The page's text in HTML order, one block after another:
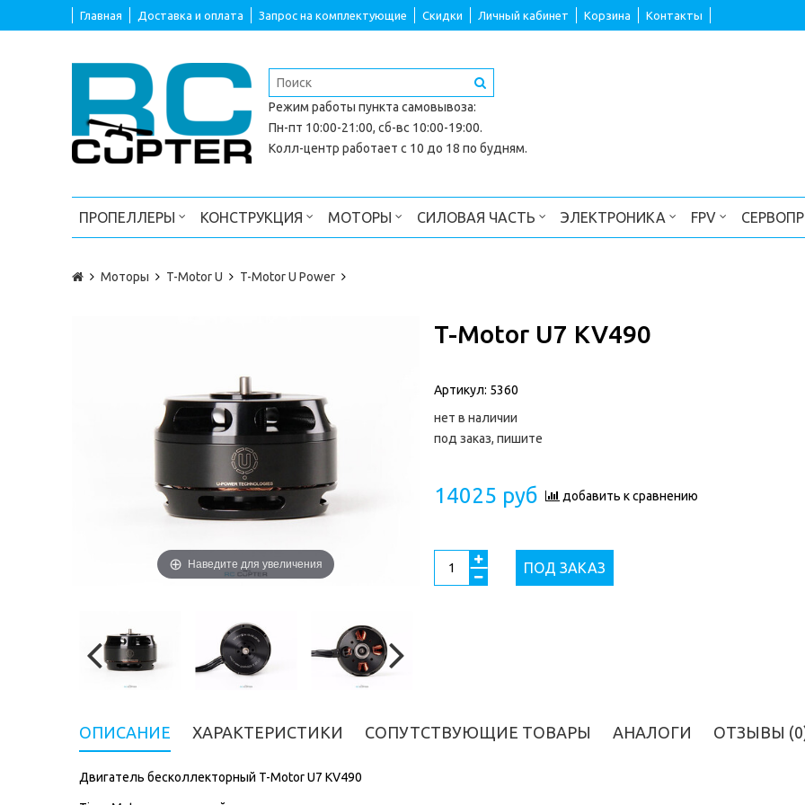
Главная Доставка и оплата Запрос на комплектующие Скидки Личный кабинет Корзина Контакты
Режим работы пункта самовывоза:
Пн-пт 10:00-21:00, сб-вс 10:00-19:00.
Колл-центр работает с 10 до 18 по будням.
ПРОПЕЛЛЕРЫ КОНСТРУКЦИЯ МОТОРЫ СИЛОВАЯ ЧАСТЬ ЭЛЕКТРОНИКА FPV
Моторы T-Motor U T-Motor U Power
Наведите для увеличения
T-Motor U7 KV490
Артикул: 5360
нет в наличии
под заказ, пишите
14025 руб добавить к сравнению
ПОД ЗАКАЗ
ОПИСАНИЕ ХАРАКТЕРИСТИКИ СОПУТСТВУЮЩИЕ ТОВАРЫ АНАЛОГИ ОТЗЫВЫ
Двигатель бесколлекторный T-Motor U7 KV490